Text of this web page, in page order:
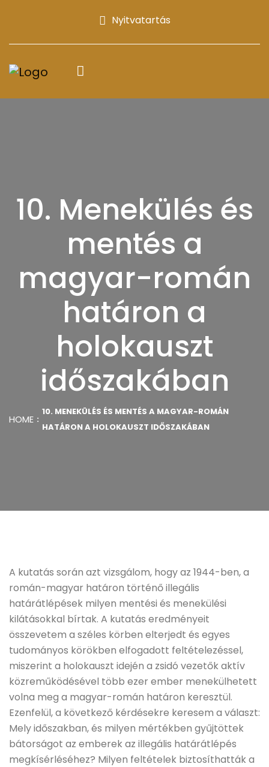
Nyitvatartás
10. Menekülés és
mentés a
magyar-román
határon a
holokauszt
időszakában
HOME
10. MENEKÜLÉS ÉS MENTÉS A MAGYAR-ROMÁN
HATÁRON A HOLOKAUSZT IDŐSZAKÁBAN
A kutatás során azt vizsgálom, hogy az 1944-ben, a
román-magyar határon történő illegális
határátlépések milyen mentési és menekülési
kilátásokkal bírtak. A kutatás eredményeit
összevetem a széles körben elterjedt és egyes
tudományos körökben elfogadott feltételezéssel,
miszerint a holokauszt idején a zsidó vezetők aktív
közreműködésével több ezer ember menekülhetett
volna meg a magyar-román határon keresztül.
Ezenfelül, a következő kérdésekre keresem a választ:
Mely időszakban, és milyen mértékben gyűjtöttek
bátorságot az emberek az illegális határátlépés
megkísérléséhez? Milyen feltételek biztosíthatták a